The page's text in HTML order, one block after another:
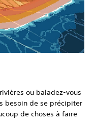
ou baladez-vous
besoin de se précipiter
de choses à faire